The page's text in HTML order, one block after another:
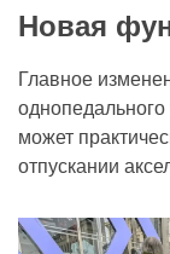
Новая
Главное
может
отпускании